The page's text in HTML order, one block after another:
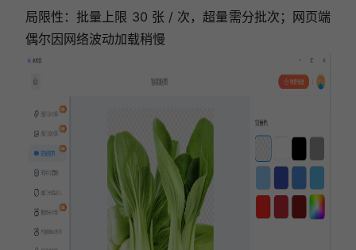
局限性：批量上限 30 张 / 次，超量需分批次；网页端
偶尔因网络波动加载稍慢